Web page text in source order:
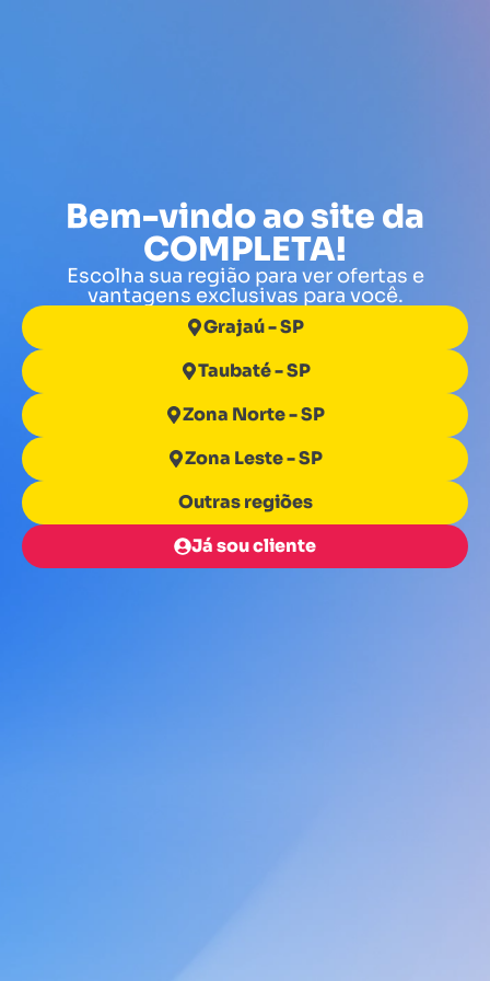
Bem-vindo ao site da
COMPLETA!
Escolha sua região para ver ofertas e
vantagens exclusivas para você.
Grajaú - SP
Taubaté - SP
Zona Norte - SP
Zona Leste - SP
Outras regiões
Já sou cliente